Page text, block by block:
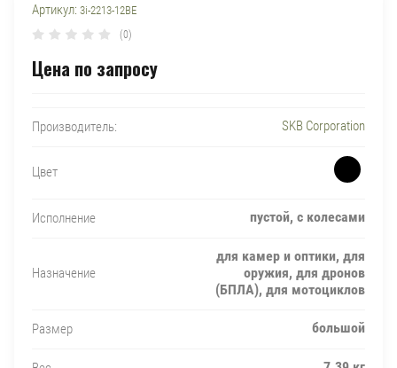
Артикул: 3i-2213-12BE
(0)
Цена по запросу
Производитель: SKB Corporation
Цвет
Исполнение пустой, с колесами
Назначение
для камер и оптики, для
оружия, для дронов
(БПЛА), для мотоциклов
Размер большой